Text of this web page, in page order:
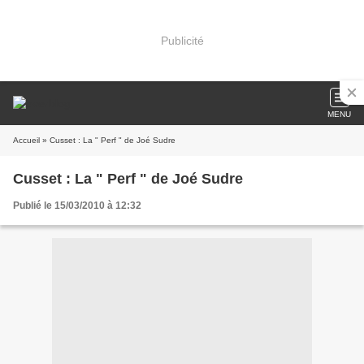
Publicité
MENU
Accueil » Cusset : La " Perf " de Joé Sudre
Cusset : La " Perf " de Joé Sudre
Publié le 15/03/2010 à 12:32